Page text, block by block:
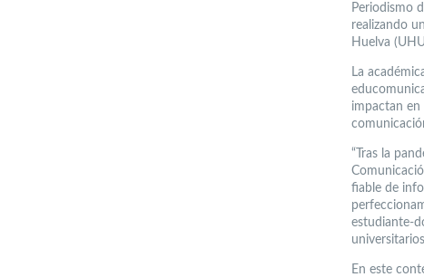
Periodismo
realizando
Huelva
La
impactan
“Tras la
fiable de
estudiante-
En este